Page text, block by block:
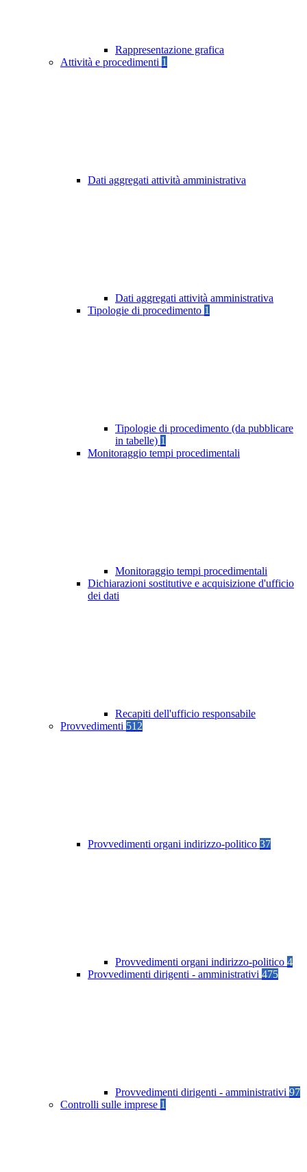
Rappresentazione grafica
Attività e procedimenti 1
Dati aggregati attività amministrativa
Dati aggregati attività amministrativa
Tipologie di procedimento 1
Tipologie di procedimento (da pubblicare
in tabelle) 1
Monitoraggio tempi procedimentali
Monitoraggio tempi procedimentali
Dichiarazioni sostitutive e acquisizione d'ufficio
dei dati
Recapiti dell'ufficio responsabile
Provvedimenti 512
Provvedimenti organi indirizzo-politico 37
Provvedimenti organi indirizzo-politico 4
Provvedimenti dirigenti - amministrativi 475
Provvedimenti dirigenti - amministrativi 97
Controlli sulle imprese 1